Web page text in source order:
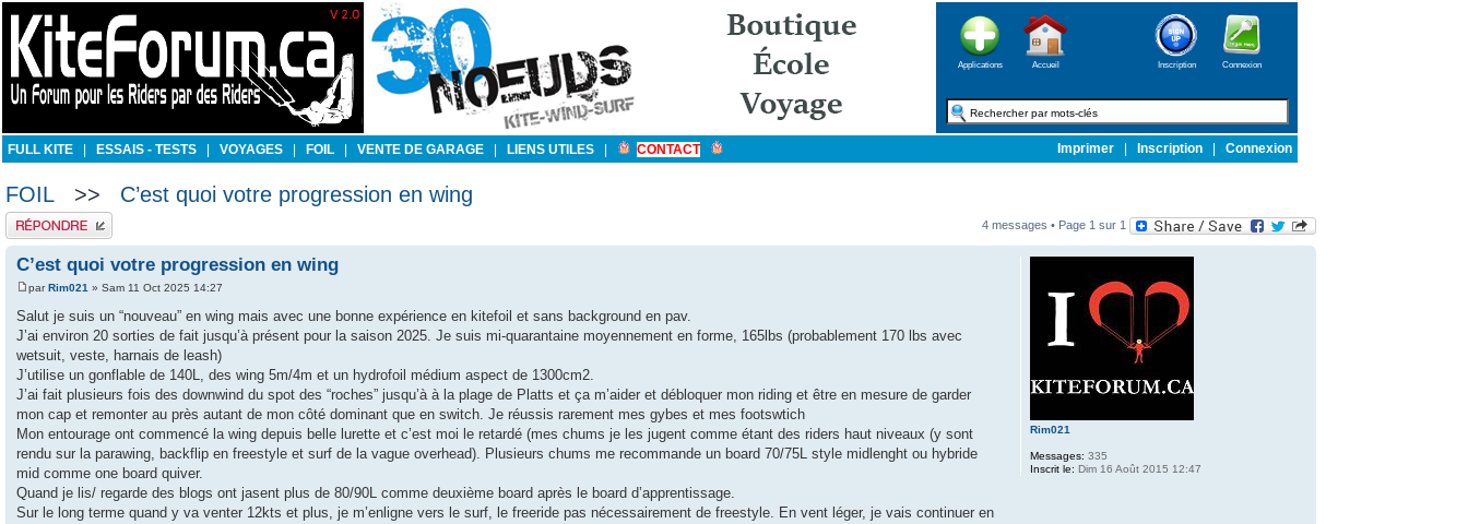
Applications Accueil Inscription Connexion
FULL KITE ESSAIS - TESTS VOYAGES FOIL VENTE DE GARAGE LIENS UTILES CONTACT Imprimer Inscription Connexion
FOIL >> C’est quoi votre progression en wing
Publier une réponse 4 messages • Page 1 sur 1
C’est quoi votre progression en wing
parRim021 » Sam 11 Oct 2025 14:27
Salut je suis un “nouveau” en wing mais avec une bonne expérience en kitefoil et sans background en pav.
J’ai environ 20 sorties de fait jusqu’à présent pour la saison 2025. Je suis mi-quarantaine moyennement en forme, 165lbs (probablement 170 lbs avec
wetsuit, veste, harnais de leash)
J’utilise un gonflable de 140L, des wing 5m/4m et un hydrofoil médium aspect de 1300cm2.
J’ai fait plusieurs fois des downwind du spot des “roches” jusqu’à à la plage de Platts et ça m’aider et débloquer mon riding et être en mesure de garder
mon cap et remonter au près autant de mon côté dominant que en switch. Je réussis rarement mes gybes et mes footswtich
Mon entourage ont commencé la wing depuis belle lurette et c’est moi le retardé (mes chums je les jugent comme étant des riders haut niveaux (y sont
rendu sur la parawing, backflip en freestyle et surf de la vague overhead). Plusieurs chums me recommande un board 70/75L style midlenght ou hybride
mid comme one board quiver.
Quand je lis/ regarde des blogs ont jasent plus de 80/90L comme deuxième board après le board d’apprentissage.
Sur le long terme quand y va venter 12kts et plus, je m’enligne vers le surf, le freeride pas nécessairement de freestyle. En vent léger, je vais continuer en
Rim021
Messages: 335
Inscrit le: Dim 16 Août 2015 12:47